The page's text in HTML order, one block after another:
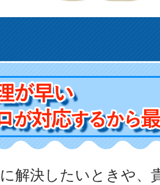
解決したいときや、